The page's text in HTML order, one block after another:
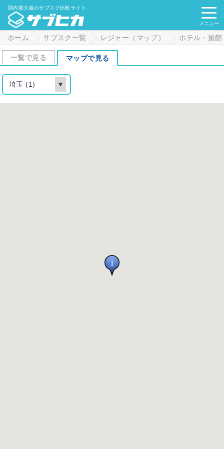
国内最大級のサブスク比較サイト
メニュー
ホーム サブスク一覧 レジャー（マップ） ホテル・旅
一覧で見る マップで見る
埼玉 (1) ▼